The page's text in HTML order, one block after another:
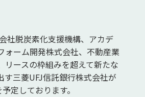
社脱炭素化支援機構、アカデ
ォーム開発株式会社、不動産業
ースの枠組みを超えて新たな
三菱UFJ信託銀行株式会社が
定しております。